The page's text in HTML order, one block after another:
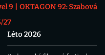
9
OKTAGON 92: Szabová
27
Léto 2026